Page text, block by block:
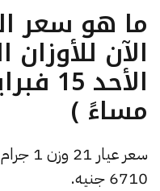
الآن
مساءً )
6710 جنيه.